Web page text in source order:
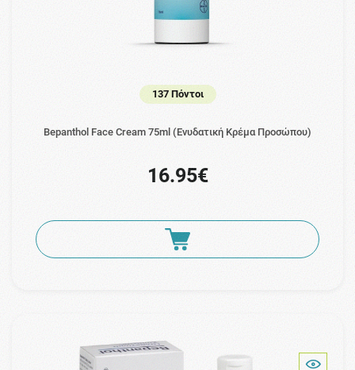
137 Πόντοι
Bepanthol Face Cream 75ml (Ενυδατική Κρέμα Προσώπου)
16.95€